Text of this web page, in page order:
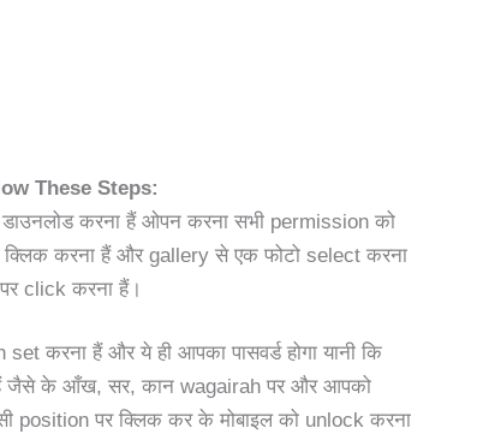
These Steps:
करना हैं ओपन करना सभी permission को
करना हैं और gallery से एक फोटो select करना
click करना हैं।
करना हैं और ये ही आपका पासवर्ड होगा यानी कि
जैसे के आँख, सर, कान wagairah पर और आपको
position पर क्लिक कर के मोबाइल को unlock करना